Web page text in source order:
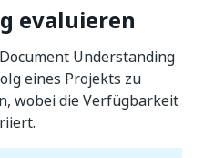
evaluieren
Understanding
eines Projekts zu
wobei die Verfügbarkeit